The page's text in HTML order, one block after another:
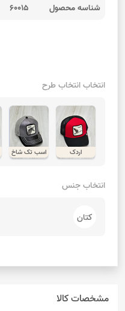
شناسه محصول 60015
انتخاب انتخاب طرح
اردک اسب تک شاخ
انتخاب جنس
کتان
مشخصات کالا